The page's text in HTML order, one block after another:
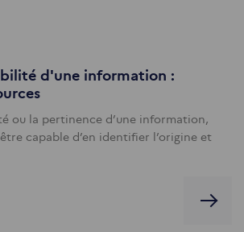
d'une information :
ou la pertinence d’une information,
capable d’en identifier l’origine et